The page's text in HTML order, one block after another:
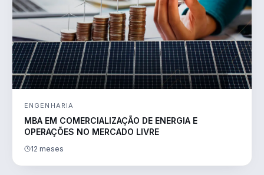
ENGENHARIA
MBA EM COMERCIALIZAÇÃO DE ENERGIA E
OPERAÇÕES NO MERCADO LIVRE
12 meses